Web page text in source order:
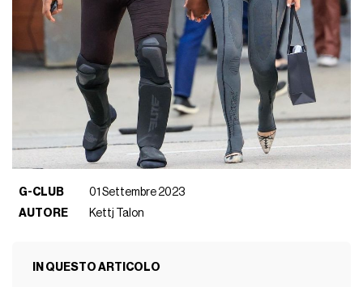
G-CLUB
01 Settembre 2023
AUTORE
Kettj Talon
IN QUESTO ARTICOLO